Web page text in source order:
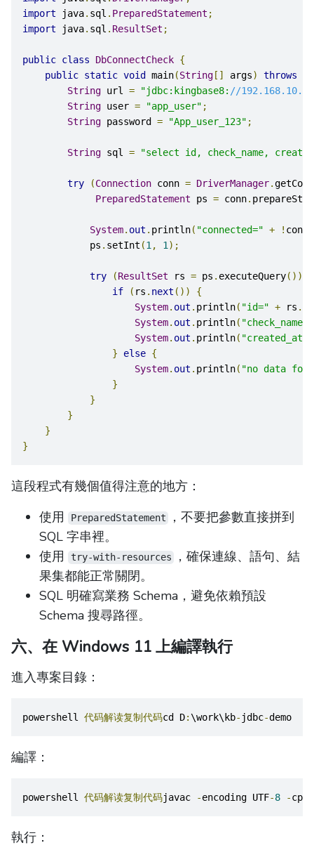
import java. sql . PreparedStatement ;
import java. sql . ResultSet ;
public class DbConnectCheck {
public static void main(String [] args) throws
String url = "jdbc:kingbase8: //
String user = "app_user" ;
String password = "App_user_123" ;
String sql = "select id, check_name,
try (Connection conn = DriverManager.
PreparedStatement ps = conn.
System. out . println( "connected=" + ! conn
            ps
. setInt (1 , 1 );
try (ResultSet rs = ps . executeQuery())
if
( rs . next ())
{
System. out . println( "id=" + rs .
System. out . println( "check_name="
System. out . println( "created_at="
}
else {
System. out . println( "no data
}
}
}
}
}
這段程式有幾個值得注意的地方：
使用
PreparedStatement
，不要把參數直接拼到
SQL 字串裡。
使用
try-with-resources
，確保連線、語句、結
果集都能正常關閉。
SQL 明確寫業務 Schema，避免依賴預設
Schema 搜尋路徑。
六、在 Windows 11 上編譯執行
進入專案目錄：
powershell 代码解读复制代码cd D:\work\kb- jdbc-demo
編譯：
powershell 代码解读复制代码javac -encoding UTF-8 -cp
執行：